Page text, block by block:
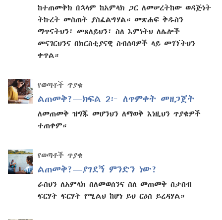
ከተጠመቅክ በኋላም ከአምላክ ጋር ለመሠረትከው ወዳጅነት
ትኩረት መስጠት ያስፈልግሃል። መጽሐፍ ቅዱስን
ማጥናትህን፣ መጸለይህን፣ ስለ እምነትህ ለሌሎች
መናገርህንና በክርስቲያናዊ ስብሰባዎች ላይ መገኘትህን
ቀጥል።
የወጣቶች ጥያቄ
ልጠመቅ?—ክፍል 2፦ ለጥምቀት መዘጋጀት
ለመጠመቅ ዝግጁ መሆንህን ለማወቅ እነዚህን ጥያቄዎች
ተጠቀም።
የወጣቶች ጥያቄ
ልጠመቅ?—ያገደኝ ምንድን ነው?
ራስህን ለአምላክ ስለመወሰንና ስለ መጠመቅ ስታስብ
ፍርሃት ፍርሃት የሚልህ ከሆነ ይህ ርዕስ ይረዳሃል።